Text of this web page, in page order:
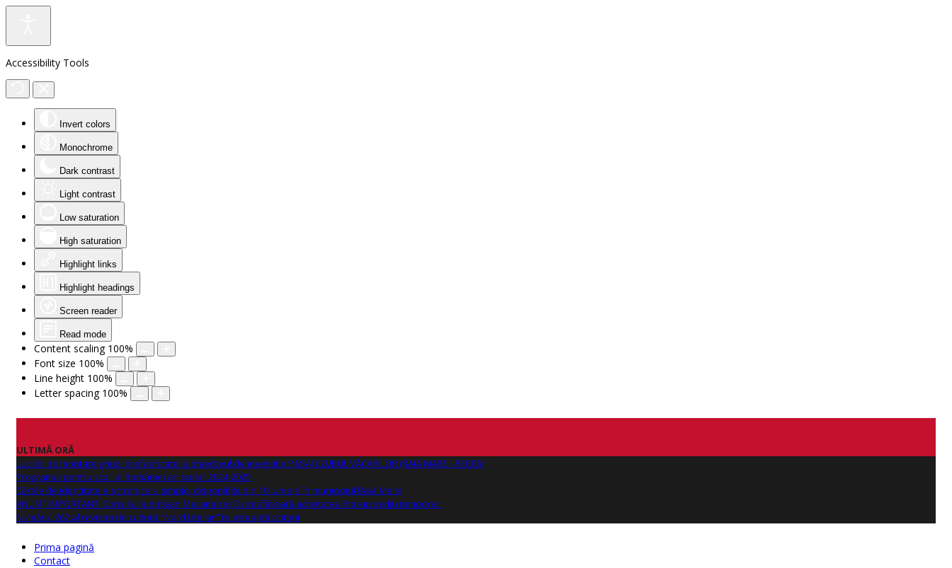
Accessibility Tools
Invert colors
Monochrome
Dark contrast
Light contrast
Low saturation
High saturation
Highlight links
Highlight headings
Screen reader
Read mode
Content scaling 100%
Font size 100%
Line height 100%
Letter spacing 100%
ULTIMĂ ORĂ
Lucrări de montare grinzi prefabricate la obiectivul de investitie PASAJ CLUBUL VĂCARILOR (BAIA MARE - RECEA)
Programul pentru școli al României an școlar 2024-2025
Cărțile de identitate electronice și simple, disponibile din 10 iunie și în municipiul Baia Mare
ANUNŢ IMPORTANT! Consiliul Județean Maramureș își desfășoară activitatea într-un sediu temporar.
Numărul 262 al revistei de cultură "Nord Literar" își așteaptă cititorii
Prima pagină
Contact